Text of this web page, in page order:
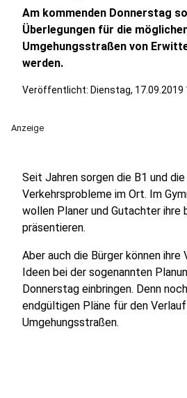
Am kommenden Donnerstag
Überlegungen für die
Umgehungsstraßen von
werden.
Veröffentlicht: Dienstag, 17.09.2019
Anzeige
Seit Jahren sorgen die B1 und
Verkehrsprobleme im Ort. Im
wollen Planer und Gutachter ihre
präsentieren.
Aber auch die Bürger können ihre
Ideen bei der sogenannten
Donnerstag einbringen. Denn
endgültigen Pläne für den
Umgehungsstraßen.